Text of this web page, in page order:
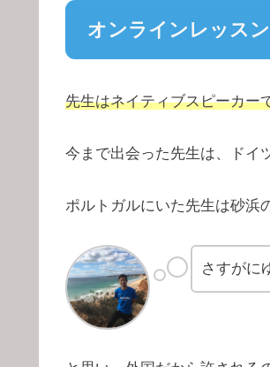
オンラインレッス
先生はネイティブスピーカー
今まで出会った先生は、ドイ
ポルトガルにいた先生は砂浜
さすがに